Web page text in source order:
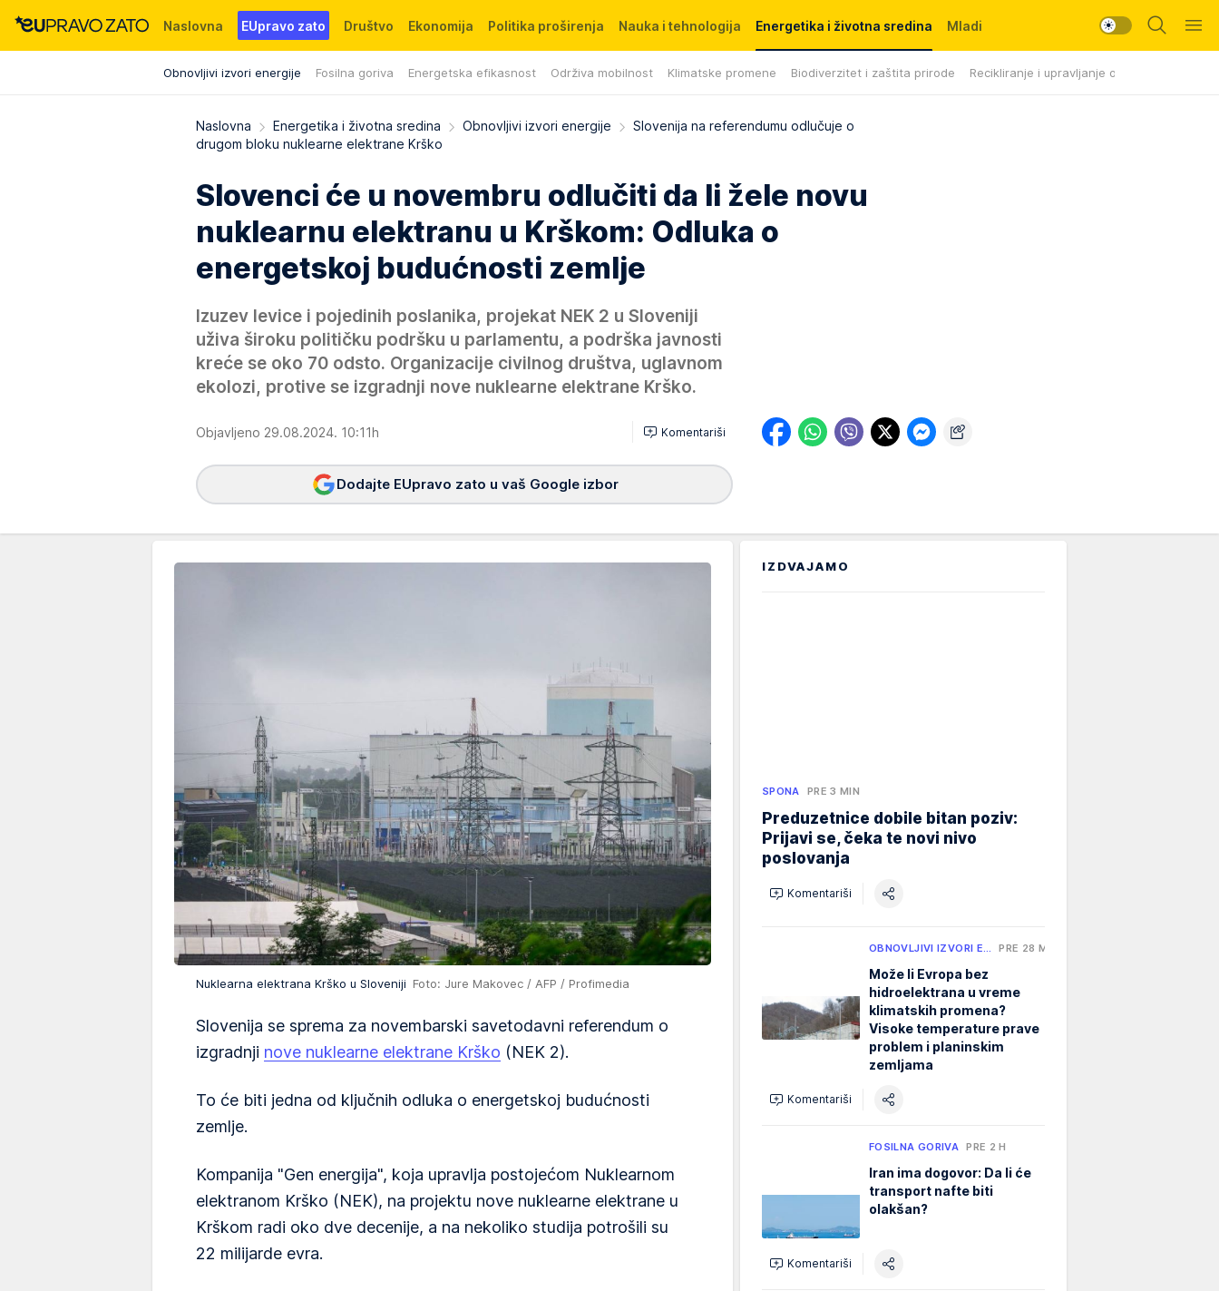
Naslovna EUpravo zato Društvo Ekonomija Politika proširenja Nauka i tehnologija Energetika i životna sredina
Obnovljivi izvori energije Fosilna goriva Energetska efikasnost Održiva mobilnost Klimatske promene Biodiverzitet i zaštita prirode Recikliranje i upravljanje otpadom
Mladi
Događaji News WMG fondacija
Naslovna Energetika i životna sredina Obnovljivi izvori energije
Slovenija na referendumu odlučuje o
drugom bloku nuklearne elektrane Krško
Slovenci će u novembru odlučiti da li žele novu
nuklearnu elektranu u Krškom: Odluka o
energetskoj budućnosti zemlje
Izuzev levice i pojedinih poslanika, projekat NEK 2 u Sloveniji
uživa široku političku podršku u parlamentu, a podrška javnosti
kreće se oko 70 odsto. Organizacije civilnog društva, uglavnom
ekolozi, protive se izgradnji nove nuklearne elektrane Krško.
Objavljeno 29.08.2024. 10:11h Komentariši
Dodajte EUpravo zato u vaš Google izbor
Nuklearna elektrana Krško u Sloveniji Foto: Jure Makovec / AFP / Profimedia
Slovenija se sprema za novembarski savetodavni referendum o
izgradnji nove nuklearne elektrane Krško (NEK 2).
To će biti jedna od ključnih odluka o energetskoj budućnosti
zemlje.
Kompanija "Gen energija", koja upravlja postojećom Nuklearnom
elektranom Krško (NEK), na projektu nove nuklearne elektrane u
Krškom radi oko dve decenije, a na nekoliko studija potrošili su
22 milijarde evra.
IZDVAJAMO
SPONA PRE 3 MIN
Preduzetnice dobile bitan poziv:
Prijavi se, čeka te novi nivo
poslovanja
Komentariši
OBNOVLJIVI IZVORI E… PRE 28 MIN
Može li Evropa bez
hidroelektrana u vreme
klimatskih promena?
Visoke temperature prave
problem i planinskim
zemljama
Komentariši
FOSILNA GORIVA PRE 2 H
Iran ima dogovor: Da li će
transport nafte biti
olakšan?
Komentariši